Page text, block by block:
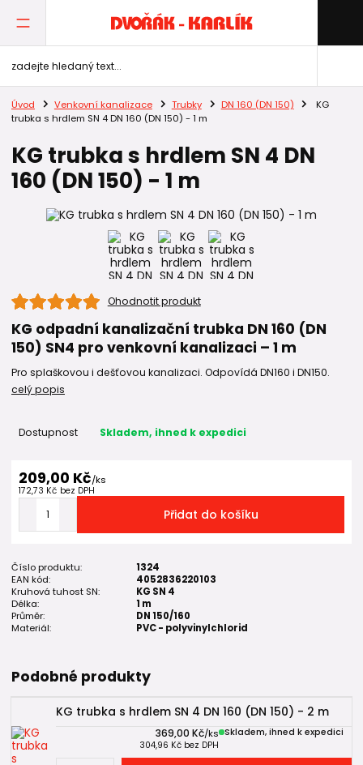
Úvod Venkovní kanalizace Trubky DN 160 (DN 150)
KG
trubka s hrdlem SN 4 DN 160 (DN 150) - 1 m
KG trubka s hrdlem SN 4 DN
160 (DN 150) - 1 m
Ohodnotit produkt
KG odpadní kanalizační trubka DN 160 (DN
150) SN4 pro venkovní kanalizaci – 1 m
Pro splaškovou i dešťovou kanalizaci. Odpovídá DN160 i DN150.
celý popis
Dostupnost Skladem, ihned k expedici
209,00 Kč/ks
172,73 Kč bez DPH
Přidat do košíku
Číslo produktu:
1324
EAN kód:
4052836220103
Kruhová tuhost SN:
KG SN 4
Délka:
1 m
Průměr:
DN 150/160
Materiál:
PVC - polyvinylchlorid
Podobné produkty
KG trubka s hrdlem SN 4 DN 160 (DN 150) - 2 m
369,00 Kč/ks
304,96 Kč bez DPH
Skladem, ihned k expedici